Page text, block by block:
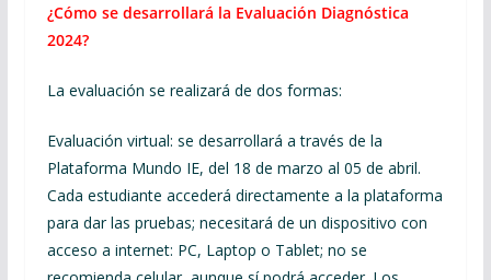
¿Cómo se desarrollará la Evaluación Diagnóstica
2024?
La evaluación se realizará de dos formas:
Evaluación virtual: se desarrollará a través de la
Plataforma Mundo IE, del 18 de marzo al 05 de abril.
Cada estudiante accederá directamente a la plataforma
para dar las pruebas; necesitará de un dispositivo con
acceso a internet: PC, Laptop o Tablet; no se